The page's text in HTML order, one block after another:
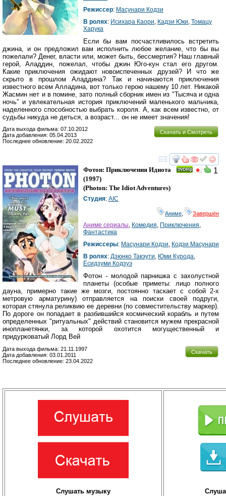
Режиссер: Масунари Кодзи
В ролях: Исихара Каори Кадзи Юки Томацу
Харука
Если бы вам посчастливилось встретить
джина, и он предложил вам исполнить любое желание, что бы вы
пожелали? Денег, власти или, может быть, бессмертия? Наш главный
герой, Аладдин, пожелал, чтобы джин Юго-кун стал его другом.
Какие приключения ожидают новоиспеченных друзей? И что же
скрыто в прошлом Аладдина? Так и начинаются приключения
известного всем Алладина, вот только герою нашему 10 лет. Никакой
Жасмин нет и в помине, зато полный сборник имен из "Тысяча и одна
ночь” и увлекательная история приключений маленького мальчика,
наделенного способностью выбрать короля. А, как всем известно, от
судьбы никуда не деться, а возраст... он не имеет значения!
Скачать и Смотреть
Дата выхода фильма: 07.10.2012
Дата добавления: 05.04.2013
Последнее обновление: 20.02.2022
смотреть
1
Фотон: Приключения Идиота
(1997)
(Photon: The Idiot Adventures)
Студия: AIC
Аниме, Завершён
Аниме сериалы, Комедия, Приключения,
Фантастика
Режиссеры: Масунари Кодзи, Кодзи Масунари
В ролях: Дзюнко Такэути, Юми Курода,
Ёсидзуми Кодзуэ
Фотон - молодой парнишка с захолустной
планеты (особые приметы: лицо полного
дауна, примерно такие же мозги, постоянно таскает с собой 2-х
метровую арматурину) отправляется на поиски своей подруги,
которая стянула реликвию ее деревни (по совместительству маркер).
По дороге он попадает в разбившийся космический корабль и путем
определенных "ритуальных" действий становится мужем прекрасной
инопланетянки, за которой охотится могущественный и
придурковатый Лорд Вей
Скачать
Дата выхода фильма: 21.11.1997
Дата добавления: 03.01.2011
Последнее обновление: 23.04.2022
Слушать музыку